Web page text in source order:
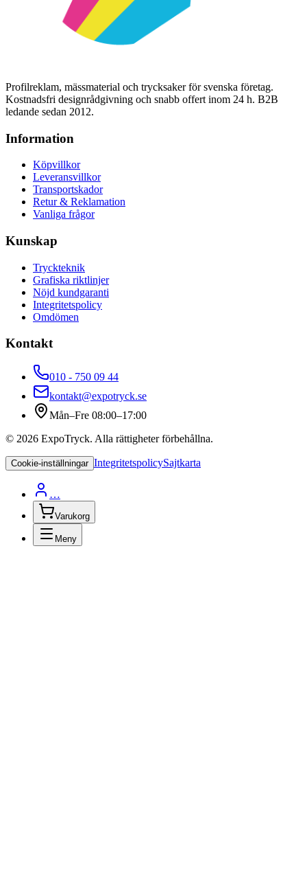
Profilreklam, mässmaterial och trycksaker för svenska företag.
Kostnadsfri designrådgivning och snabb offert inom 24 h. B2B
ledande sedan 2012.
Information
Köpvillkor
Leveransvillkor
Transportskador
Retur & Reklamation
Vanliga frågor
Kunskap
Tryckteknik
Grafiska riktlinjer
Nöjd kundgaranti
Integritetspolicy
Omdömen
Kontakt
010 - 750 09 44
kontakt@expotryck.se
Mån–Fre 08:00–17:00
© 2026 ExpoTryck. Alla rättigheter förbehållna.
Cookie-inställningar IntegritetspolicySajtkarta
…
Varukorg
Meny